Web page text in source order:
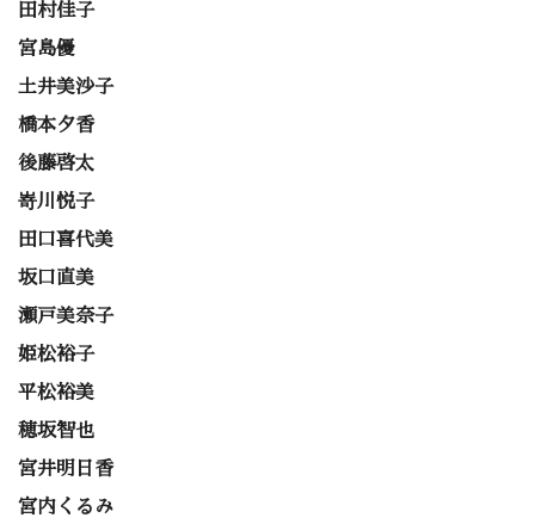
田村佳子
宮島優
土井美沙子
橋本夕香
後藤啓太
嵜川悦子
田口喜代美
坂口直美
瀬戸美奈子
姫松裕子
平松裕美
穂坂智也
宮井明日香
宮内くるみ